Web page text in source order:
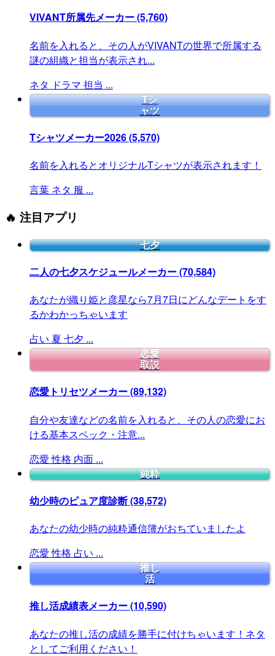
VIVANT所属先メーカー(5,760)
名前を入れると、その人がVIVANTの世界で所属する
謎の組織と担当が表示され...
ネタ ドラマ 担当 ...
Tシ
ャツ
Tシャツメーカー2026(5,570)
名前を入れるとオリジナルTシャツが表示されます！
言葉 ネタ 服 ...
🔥 注目アプリ
七夕
二人の七夕スケジュールメーカー(70,584)
あなたが織り姫と彦星なら7月7日にどんなデートをす
るかわかっちゃいます
占い 夏 七夕 ...
恋愛
取説
恋愛トリセツメーカー(89,132)
自分や友達などの名前を入れると、その人の恋愛にお
ける基本スペック・注意...
恋愛 性格 内面 ...
純粋
幼少時のピュア度診断(38,572)
あなたの幼少時の純粋通信簿がおちていましたよ
恋愛 性格 占い ...
推し
活
推し活成績表メーカー(10,590)
あなたの推し活の成績を勝手に付けちゃいます！ネタ
としてご利用ください！